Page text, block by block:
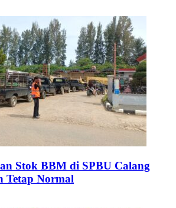
Stok BBM di SPBU Calang
Tetap Normal